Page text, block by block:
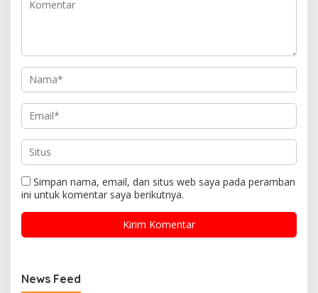
Simpan nama, email, dan situs web saya pada peramban
ini untuk komentar saya berikutnya.
News Feed